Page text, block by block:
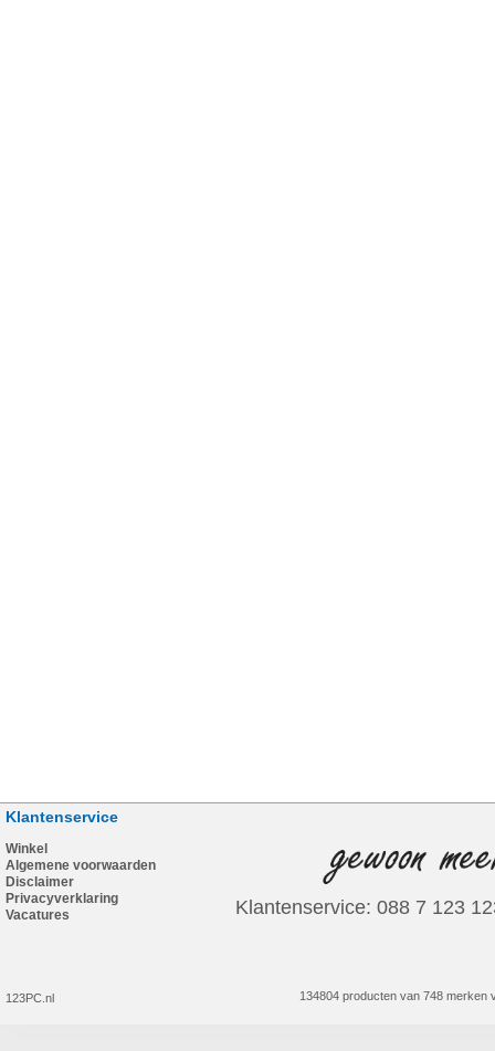
Klantenservice
Winkel
Algemene voorwaarden
Disclaimer
Privacyverklaring
Vacatures
123PC.nl
Klantenservice: 088 7 123
134804 producten van 748 merken